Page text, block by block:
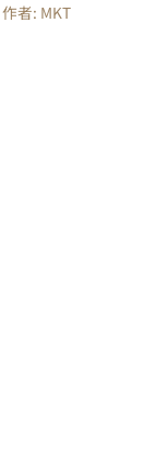
者: MKT